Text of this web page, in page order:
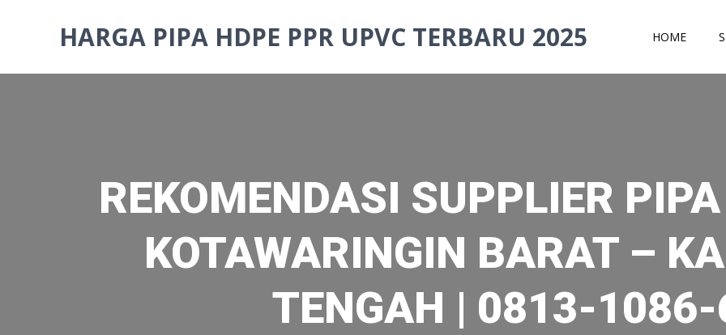
HARGA PIPA HDPE PPR UPVC TERBARU 2025 HOME
REKOMENDASI SUPPLIER
KOTAWARINGIN BARAT –
TENGAH | 0813-1086-